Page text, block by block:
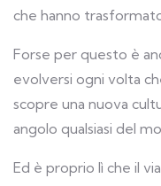
che hanno
Forse per questo è
evolversi ogni volta
scopre una nuova
angolo qualsiasi del
Ed è proprio lì che il